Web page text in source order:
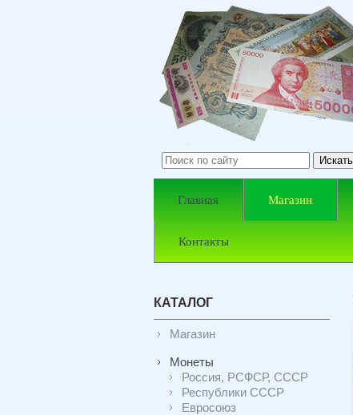
Главная Магазин
Контакты
КАТАЛОГ
Магазин
Монеты
Россия, РСФСР, СССР
Республики СССР
Евросоюз